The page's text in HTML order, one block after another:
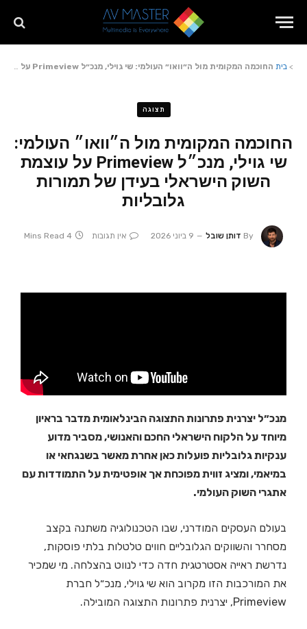
> בית החוכמה המקומית מול ה״וואו״ העולמי: שי גוילי, מנכ״ל Primeview על עוצמת השוק הישראלי בעידן של תמורות גלובליות
תצוגה
החוכמה המקומית מול ה״וואו״ העולמי:
שי גוילי, מנכ״ל Primeview על עוצמת
השוק הישראלי בעידן של תמורות
גלובליות
By דותן שובל 9 ביוני 2026 אין תגובות 4 Mins Read
מנכ״ל יצרנית פתרונות התצוגה הבינלאומית מדבר בראיון
מיוחד על הלקוח הישראלי החכם והאנושי, מסביר מדוע
ענקיות גלובליות פועלות כאן אחרת מאשר בשנגחאי או
במיאמי, ומציג זווית מפוכחת אך אופטימית על התמודדות עם
אתגרי השוק העולמי.
בעולם העסקים המודרני, שבו הטכנולוגיה משתנה בקצב
מסחרר והשווקים הגלובליים חווים טלטלות בלתי פוסקות,
נדרשת ראייה אסטרטגית חדה כדי לנווט בהצלחה. מי שמכיר
את המורכבות הזו מקרוב הוא שי גוילי, מנכ״ל חברת
Primeview, יצרנית פתרונות התצוגה המובילה.